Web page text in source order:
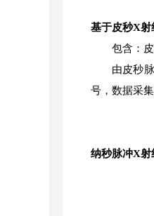
基于皮秒X射
包含：
由皮秒
号，数据采
纳秒脉冲X射